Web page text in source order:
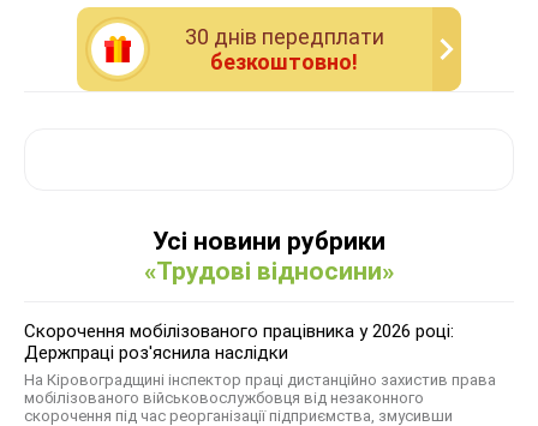
30 днiв передплати
безкоштовно!
Усі новини рубрики
«Трудові відносини»
Скорочення мобілізованого працівника у 2026 році:
Держпраці роз'яснила наслідки
На Кіровоградщині інспектор праці дистанційно захистив права
мобілізованого військовослужбовця від незаконного
скорочення під час реорганізації підприємства, змусивши